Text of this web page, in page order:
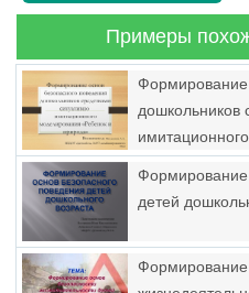
Примеры
Формирование
дошкольников
Формирование
детей
Формирование